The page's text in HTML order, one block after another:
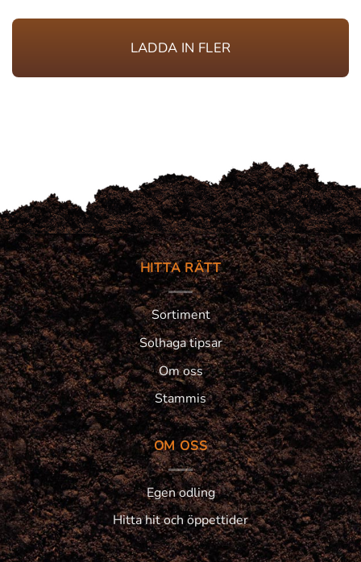
LADDA IN FLER
HITTA RÄTT
Sortiment
Solhaga tipsar
Om oss
Stammis
OM OSS
Egen odling
Hitta hit och öppettider